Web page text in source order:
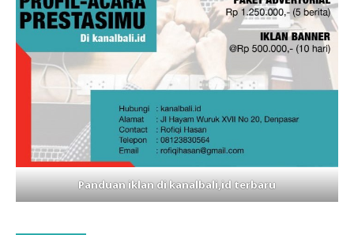
Panduan iklan di kanalbali,id terbaru